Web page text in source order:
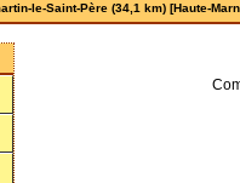
le-Saint-Père (34,1 km) [Haute-